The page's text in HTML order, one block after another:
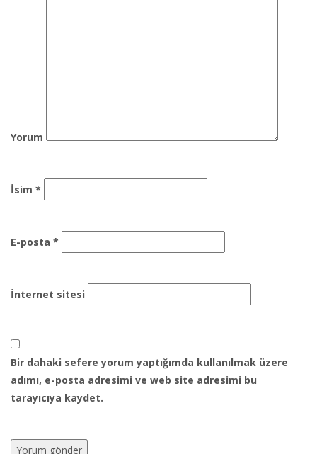
Yorum
İsim *
E-posta *
İnternet sitesi
Bir dahaki sefere yorum yaptığımda kullanılmak üzere
adımı, e-posta adresimi ve web site adresimi bu
tarayıcıya kaydet.